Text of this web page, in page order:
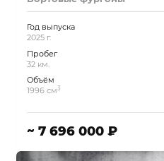
Год выпуска
2025 г.
Пробег
32 км.
Объём
1996 см3
~ 7 696 000 ₽